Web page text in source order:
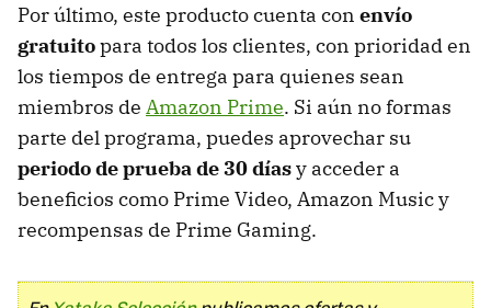
Por último, este producto cuenta con envío
gratuitopara todos los clientes, con prioridad en
los tiempos de entrega para quienes sean
miembros de Amazon Prime. Si aún no formas
parte del programa, puedes aprovechar su
periodo de prueba de 30 díasy acceder a
beneficios como Prime Video, Amazon Music y
recompensas de Prime Gaming.